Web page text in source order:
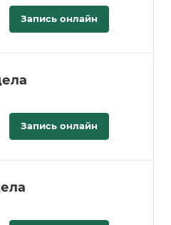
Запись онлайн
Запись онлайн